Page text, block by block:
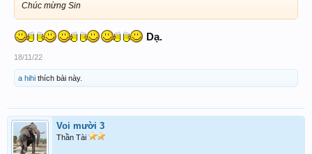
Chúc mừng Sin
Dạ.
18/11/22
a hihi thích bài này.
Voi mười 3
Thần Tài